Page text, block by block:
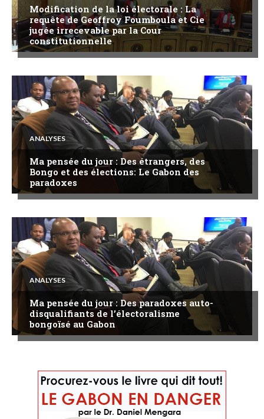
Modification de la loi électorale : La
requête de Geoffroy Foumboula et Cie
jugée irrecevable par la Cour
constitutionnelle
ANALYSES
Ma pensée du jour : Des étrangers, des
Bongo et des élections: Le Gabon des
paradoxes
ANALYSES
Ma pensée du jour : Des paradoxes auto-
disqualifiants de l’électoralisme
bongoïsé au Gabon